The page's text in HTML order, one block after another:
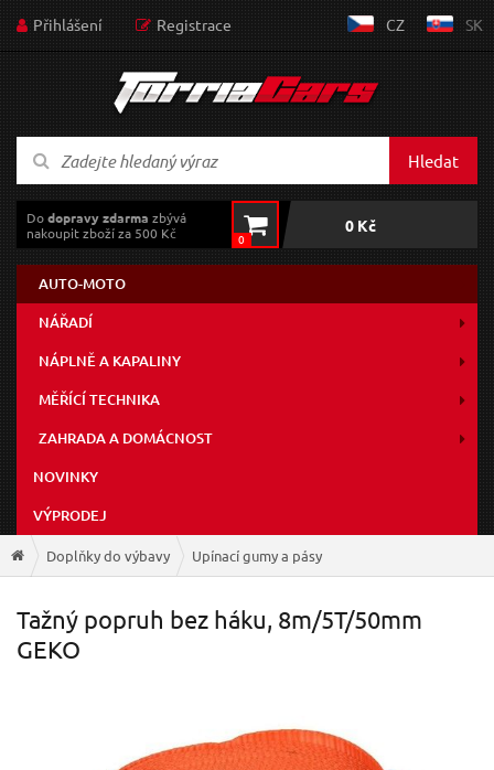
Přihlášení Registrace CZ SK
Hledat
Dodopravy zdarma zbývá
nakoupit zboží za 500 Kč
0
0 Kč
AUTO-MOTO
NÁŘADÍ
NÁPLNĚ A KAPALINY
MĚŘÍCÍ TECHNIKA
ZAHRADA A DOMÁCNOST
NOVINKY
VÝPRODEJ
Doplňky do výbavy Upínací gumy a pásy
Tažný popruh bez háku, 8m/5T/50mm
GEKO